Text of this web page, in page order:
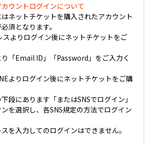
ウントログインについて
ネットチケットを購入されたアカウント
須となります。
スよりログイン後にネットチケットをご
「Email ID」「Password」をご入力く
よりログイン後にネットチケットをご購
段にあります「またはSNSでログイン」
を選択し、各SNS規定の方法でログイン
を入力してのログインはできません。